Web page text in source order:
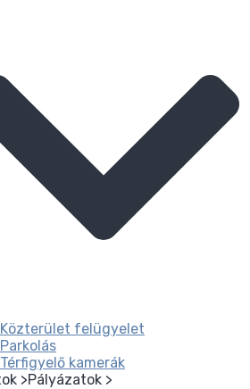
Közterület felügyelet
Parkolás
Térfigyelő kamerák
Pályázatok >